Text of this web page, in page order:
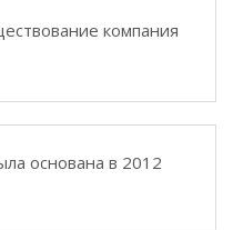
компания
основана в 2012